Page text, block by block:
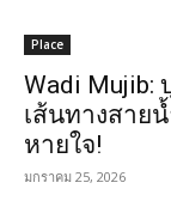
Place
Wadi Mujib:
เส้นทางสาย
หายใจ!
มกราคม 25, 2026